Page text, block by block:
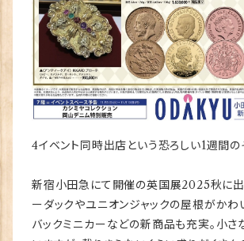
4イベント同時出店という恐ろしい1週間の
新宿小田急にて開催の英国展2025秋に出
ーダックやユニオンジャックの屋根がかわ
バックミニカーなどの新商品も充実。小